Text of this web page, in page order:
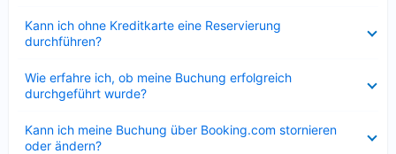
Kann ich ohne Kreditkarte eine Reservierung
durchführen?
Wie erfahre ich, ob meine Buchung erfolgreich
durchgeführt wurde?
Kann ich meine Buchung über Booking.com stornieren
oder ändern?